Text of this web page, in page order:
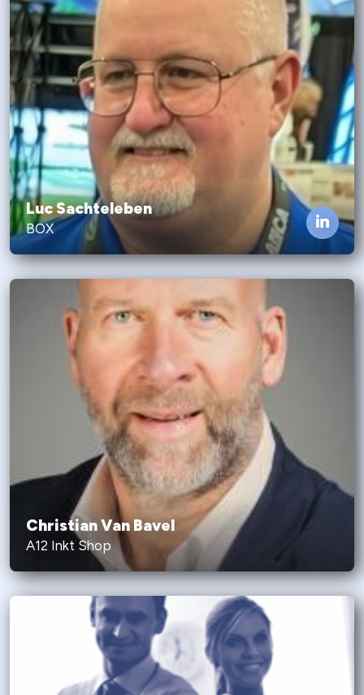
Luc Sachteleben
BOX
Christian Van Bavel
A12 Inkt Shop